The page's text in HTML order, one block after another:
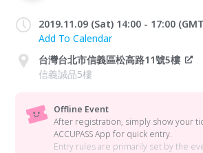
2019.11.09 (Sat) 14:00 - 17:00
Add To Calendar
台灣台北市信義區松高路11號5樓
信義誠品5樓
Offline Event
After registration, simply show your
ACCUPASS App for quick entry.
Entry rules are primarily set by the